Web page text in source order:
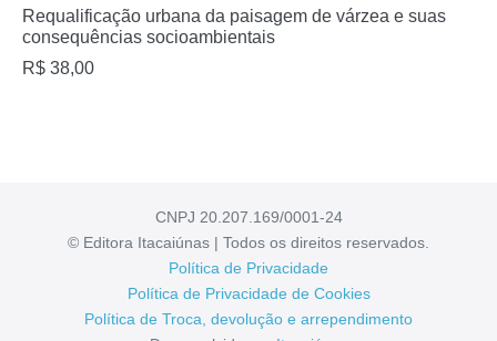
Requalificação urbana da paisagem de várzea e suas
consequências socioambientais
R$ 38,00
CNPJ 20.207.169/0001-24
© Editora Itacaiúnas | Todos os direitos reservados.
Política de Privacidade
Política de Privacidade de Cookies
Política de Troca, devolução e arrependimento